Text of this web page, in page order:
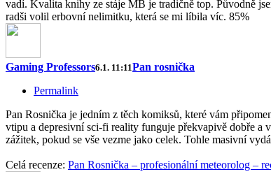
vadí. Kvalita knihy ze stáje MB je tradičně top. Původně
radši volil erbovní nelimitku, která se mi líbila víc. 85%
Gaming Professors6.1. 11:11Pan rosnička
Permalink
Pan Rosnička je jedním z těch komiksů, které vám
vtipu a depresivní sci-fi reality funguje překvapivě dobře
zážitek, pokud se vše vezme jako celek. Tohle masivní
Celá recenze: Pan Rosnička – profesionální meteorolog –